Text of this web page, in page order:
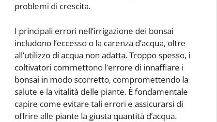
problemi di crescita.
I principali errori nell’irrigazione dei bonsai
includono l’eccesso o la carenza d’acqua, oltre
all’utilizzo di acqua non adatta. Troppo spesso, i
coltivatori commettono l’errore di innaffiare i
bonsai in modo scorretto, compromettendo la
salute e la vitalità delle piante. È fondamentale
capire come evitare tali errori e assicurarsi di
offrire alle piante la giusta quantità d’acqua.